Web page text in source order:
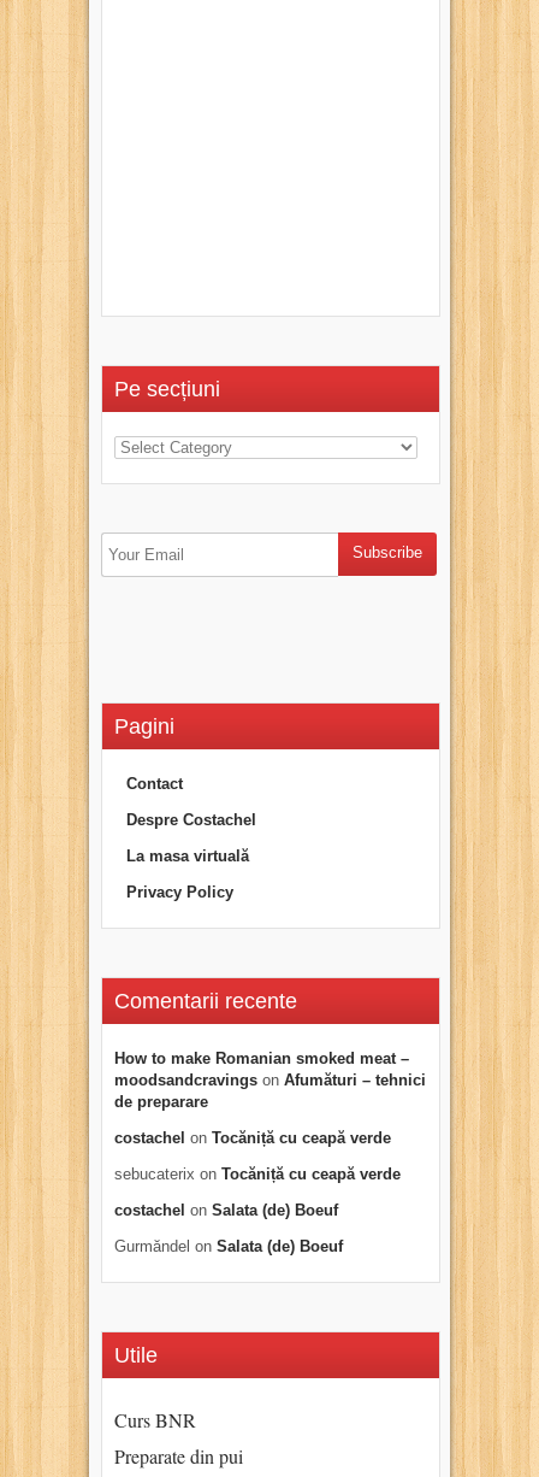
Pe secțiuni
Pagini
Contact
Despre Costachel
La masa virtuală
Privacy Policy
Comentarii recente
How to make Romanian smoked meat –
moodsandcravings on Afumături – tehnici
de preparare
costachel on Tocăniță cu ceapă verde
sebucaterix on Tocăniță cu ceapă verde
costachel on Salata (de) Boeuf
Gurmăndel on Salata (de) Boeuf
Utile
Curs BNR
Preparate din pui